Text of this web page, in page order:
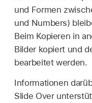
und Formen
und Numbers)
Beim Kopieren in
Bilder kopiert und
bearbeitet werden.
Informationen
Slide Over